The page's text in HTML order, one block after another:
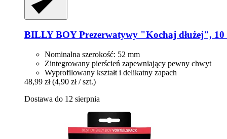
BILLY BOYPrezerwatywy "Kochaj dłużej", 10
Nominalna szerokość: 52 mm
Zintegrowany pierścień zapewniający pewny chwyt
Wyprofilowany kształt i delikatny zapach
48,99 zł (4,90 zł / szt.)
Dostawa do 12 sierpnia